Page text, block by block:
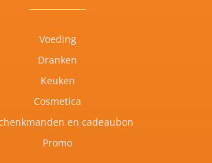
Voeding
Dranken
Keuken
Cosmetica
en cadeaubon
Promo